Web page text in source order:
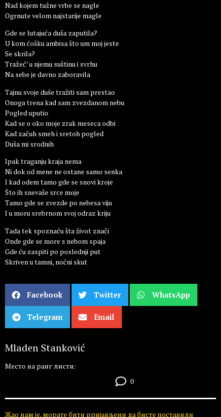
Nad kojem tužne vrbe se nagle
Ogrnute velom najstarije magle
Gde se lutajuća duša zaputila?
U kom ćošku ambisa što um moj jeste
Se skrila?
Tražeć’ u njemu suštinu i svrhu
Na sebe je davno zaboravila
Tajnu svoje duše tražiti sam prestao
Onoga trena kad sam zvezdanom nebu
Pogled uputio
Kad se o oko moje zrak meseca odbi
Kad začuh smeh i sretoh pogled
Duša mi srodnih
Ipak traganju kraja nema
Ni dok od mene ne ostane samo senka
I kad odem tamo gde se snovi kroje
Što ih snevaše srce moje
Tamo gde se zvezde po nebesa viju
I u moru srebrnom svoj odraz kriju
Tada tek spoznaću šta život znači
Onde gde se more s nebom spaja
Gde ću zaspiti po poslednji put
Skriven u tamni, noćni skut
Facebook Twitter WhatsApp
Telegram Email
Mladen Stanković
Место на ранг листи:
0
Жао нам је, морате бити пријављени да бисте поставили